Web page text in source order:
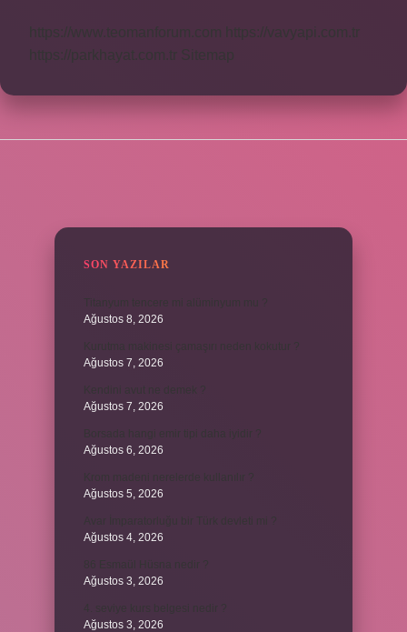
https://www.teomanforum.com
https://vavyapi.com.tr
https://parkhayat.com.tr
Sitemap
SON YAZILAR
Ağustos 8, 2026
Ağustos 7, 2026
Ağustos 7, 2026
Ağustos 6, 2026
Ağustos 5, 2026
Ağustos 4, 2026
Ağustos 3, 2026
Ağustos 3, 2026